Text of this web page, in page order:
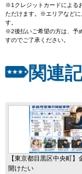
※1クレジットカードによる
ただけます。※エリアなどに
す。
※2後払いご希望の方は、予
すのでご了承ください。
関連
【東京都目黒区中央町】
開けたい